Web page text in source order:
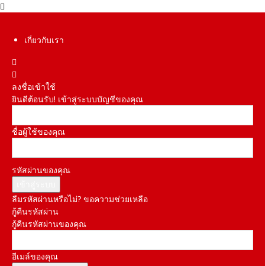
เกี่ยวกับเรา
ลงชื่อเข้าใช้
ยินดีต้อนรับ! เข้าสู่ระบบบัญชีของคุณ
ชื่อผู้ใช้ของคุณ
รหัสผ่านของคุณ
ลืมรหัสผ่านหรือไม่? ขอความช่วยเหลือ
กู้คืนรหัสผ่าน
กู้คืนรหัสผ่านของคุณ
อีเมล์ของคุณ